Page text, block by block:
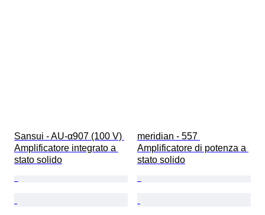
Sansui - AU-α907 (100 V)
Amplificatore integrato a
stato solido
meridian - 557
Amplificatore di potenza a
stato solido